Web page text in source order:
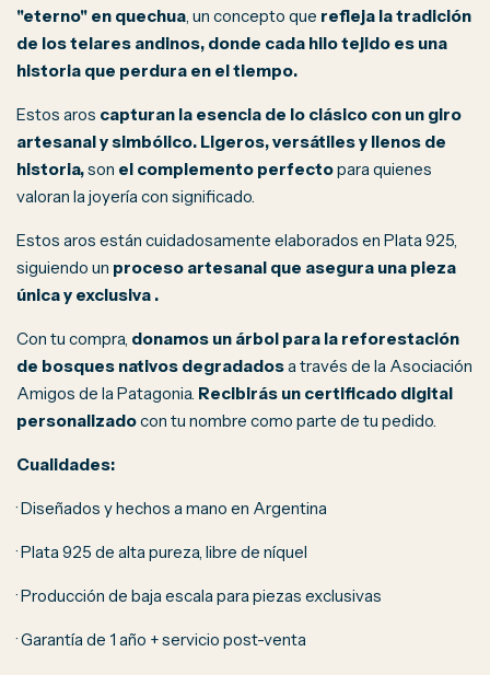
"eterno" en quechua, un concepto que refleja la tradición
de los telares andinos, donde cada hilo tejido es una
historia que perdura en el tiempo.
Estos aros capturan la esencia de lo clásico con un giro
artesanal y simbólico. Ligeros, versátiles y llenos de
historia,son el complemento perfectopara quienes
valoran la joyería con significado.
Estos aros están cuidadosamente elaborados en Plata 925,
siguiendo un proceso artesanal que asegura una pieza
única y exclusiva .
Con tu compra, donamos un árbol para la reforestación
de bosques nativos degradadosa través de la Asociación
Amigos de la Patagonia. Recibirás un certificado digital
personalizadocon tu nombre como parte de tu pedido.
Cualidades:
· Diseñados y hechos a mano en Argentina
· Plata 925 de alta pureza, libre de níquel
· Producción de baja escala para piezas exclusivas
· Garantía de 1 año + servicio post-venta